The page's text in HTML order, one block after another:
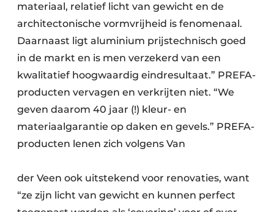
materiaal, relatief licht van gewicht en de
architectonische vormvrijheid is fenomenaal.
Daarnaast ligt aluminium prijstechnisch goed
in de markt en is men verzekerd van een
kwalitatief hoogwaardig eindresultaat.” PREFA-
producten vervagen en verkrijten niet. “We
geven daarom 40 jaar (!) kleur- en
materiaalgarantie op daken en gevels.” PREFA-
producten lenen zich volgens Van
der Veen ook uitstekend voor renovaties, want
“ze zijn licht van gewicht en kunnen perfect